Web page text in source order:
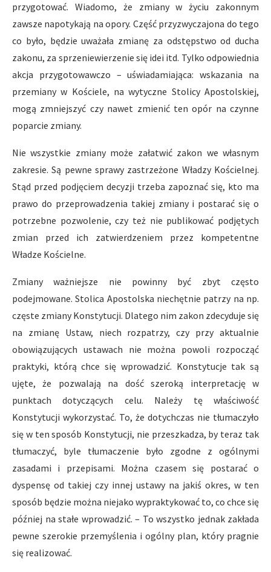
przygotować. Wiadomo, że zmiany w życiu zakonnym
zawsze napotykają na opory. Część przyzwyczajona do tego
co było, będzie uważała zmianę za odstępstwo od ducha
zakonu, za sprzeniewierzenie się idei itd. Tylko odpowiednia
akcja przygotowawczo – uświadamiająca: wskazania na
przemiany w Kościele, na wytyczne Stolicy Apostolskiej,
mogą zmniejszyć czy nawet zmienić ten opór na czynne
poparcie zmiany.
Nie wszystkie zmiany może załatwić zakon we własnym
zakresie. Są pewne sprawy zastrzeżone Władzy Kościelnej.
Stąd przed podjęciem decyzji trzeba zapoznać się, kto ma
prawo do przeprowadzenia takiej zmiany i postarać się o
potrzebne pozwolenie, czy też nie publikować podjętych
zmian przed ich zatwierdzeniem przez kompetentne
Władze Kościelne.
Zmiany ważniejsze nie powinny być zbyt często
podejmowane. Stolica Apostolska niechętnie patrzy na np.
częste zmiany Konstytucji. Dlatego nim zakon zdecyduje się
na zmianę Ustaw, niech rozpatrzy, czy przy aktualnie
obowiązujących ustawach nie można powoli rozpocząć
praktyki, którą chce się wprowadzić. Konstytucje tak są
ujęte, że pozwalają na dość szeroką interpretację w
punktach dotyczących celu. Należy tę właściwość
Konstytucji wykorzystać. To, że dotychczas nie tłumaczyło
się w ten sposób Konstytucji, nie przeszkadza, by teraz tak
tłumaczyć, byle tłumaczenie było zgodne z ogólnymi
zasadami i przepisami. Można czasem się postarać o
dyspensę od takiej czy innej ustawy na jakiś okres, w ten
sposób będzie można niejako wypraktykować to, co chce się
później na stałe wprowadzić. – To wszystko jednak zakłada
pewne szerokie przemyślenia i ogólny plan, który pragnie
się realizować.